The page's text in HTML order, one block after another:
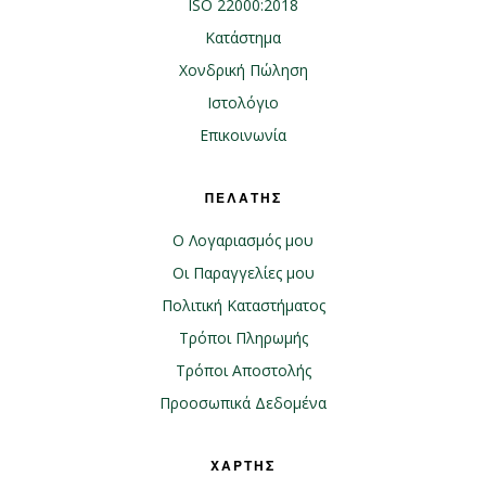
ISO 22000:2018
Κατάστημα
Χονδρική Πώληση
Ιστολόγιο
Επικοινωνία
ΠΕΛΑΤΗΣ
Ο Λογαριασμός μου
Οι Παραγγελίες μου
Πολιτική Καταστήματος
Τρόποι Πληρωμής
Τρόποι Αποστολής
Προοσωπικά Δεδομένα
ΧΑΡΤΗΣ